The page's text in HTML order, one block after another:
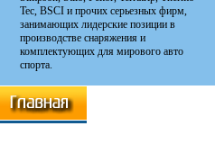
Tec, BSCI и прочих серьезных фирм,
занимающих лидерские позиции в
производстве снаряжения и
комплектующих для мирового авто
спорта.